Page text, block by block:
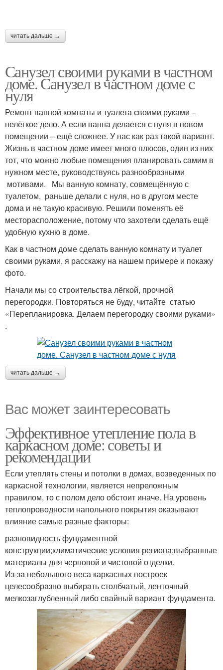
читать дальше →
Санузел своими руками в частном
доме. Санузел в частном доме с
нуля
Ремонт ванной комнаты и туалета своими руками –
нелёгкое дело. А если ванна делается с нуля в новом
помещении – ещё сложнее. У нас как раз такой вариант.
Жизнь в частном доме имеет много плюсов, один из них
тот, что можно любые помещения планировать самим в
нужном месте, руководствуясь разнообразными
мотивами. Мы ванную комнату, совмещённую с
туалетом, раньше делали с нуля, но в другом месте
дома и не такую красивую. Решили поменять её
месторасположение, потому что захотели сделать ещё
удобную кухню в доме.
Как в частном доме сделать ванную комнату и туалет
своими руками, я расскажу на нашем примере и покажу
фото.
Начали мы со строительства лёгкой, прочной
перегородки. Повторяться не буду, читайте статью
«Перепланировка. Делаем перегородку своими руками»
.
читать дальше →
Вас может заинтересовать
Эффективное утепление пола в
каркасном доме: советы и
рекомендации
Если утеплять стены и потолки в домах, возведенных по
каркасной технологии, является непреложным
правилом, то с полом дело обстоит иначе. На уровень
теплопроводности напольного покрытия оказывают
влияние самые разные факторы:
разновидность фундаментной
конструкции;климатические условия региона;выбранные
материалы для черновой и чистовой отделки.
Из-за небольшого веса каркасных построек
целесообразно выбирать столбчатый, ленточный
мелкозаглубленный либо свайный вариант фундамента.